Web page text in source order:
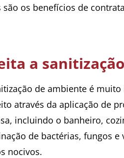
os benefícios de
a
de ambiente é
através da aplicação de
incluindo o banheiro,
de bactérias, fungos
nocivos.